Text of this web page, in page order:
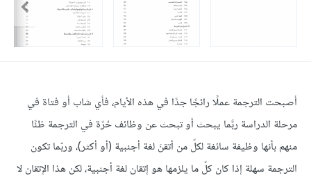
أصبحت الترجمة عملًا رائجًا جدًا في هذه الأيام، فأي شاب أو فتاة في
مرحلة الدراسة ربَّما يبحث أو تبحث عن وظائف حُرّة في الترجمة ظنًا
منهم بأنها وظيفة سائغة لكلّ من أتقنَ لغة أجنبية (أو أكثر)، وربّما تكون
الترجمة سهلة إذا كان كلّ ما يلزمها هو إتقان لغة أجنبية، لكن هذا الإتقان لا